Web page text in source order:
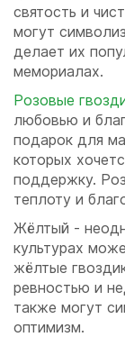
святость и
могут
делает их
мемориалах.
Розовые
любовью и
подарок для
которых
поддержку.
теплоту и
Жёлтый -
культурах
жёлтые
ревностью и
также могут
оптимизм.